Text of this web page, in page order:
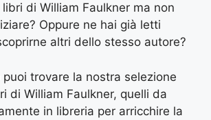
di William Faulkner ma non
Oppure ne hai già letti
altri dello stesso autore?
trovare la nostra selezione
di William Faulkner, quelli da
in libreria per arricchire la